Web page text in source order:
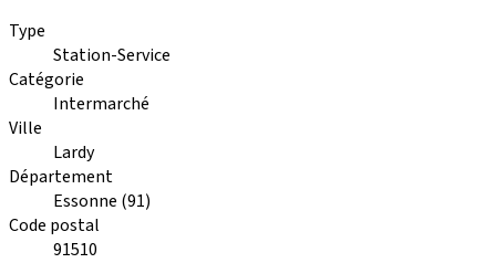
Type
Station-Service
Catégorie
Intermarché
Ville
Lardy
Département
Essonne (91)
Code postal
91510